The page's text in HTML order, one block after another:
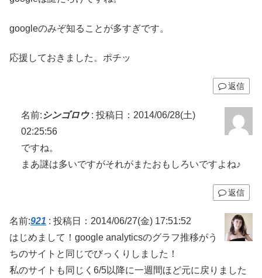
googleのみぞ知ることが多すぎです。
応援しておきました。ポチッ
返信
名前: シンゴロウ: 投稿日：2014/06/28(土)
02:25:56
ですね。
まあ謎は多いですがそれがまたおもしろいですよね♪
返信
名前:921 : 投稿日：2014/06/27(金) 17:51:52
はじめまして！google analyticsのグラフ推移がう
ちのサイトと同じでびっくりしました！
私のサイトも同じく6/5以降に一週間ほど元に戻りました